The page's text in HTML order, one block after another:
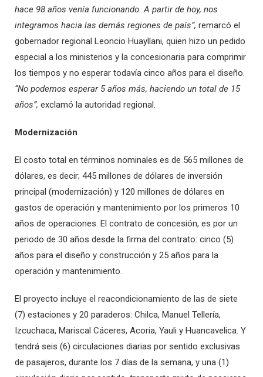
hace 98 años venía funcionando. A partir de hoy, nos
integramos hacia las demás regiones de país”, remarcó el
gobernador regional Leoncio Huayllani, quien hizo un pedido
especial a los ministerios y la concesionaria para comprimir
los tiempos y no esperar todavía cinco años para el diseño.
“No podemos esperar 5 años más, haciendo un total de 15
años”, exclamó la autoridad regional.
Modernización
El costo total en términos nominales es de 565 millones de
dólares, es decir; 445 millones de dólares de inversión
principal (modernización) y 120 millones de dólares en
gastos de operación y mantenimiento por los primeros 10
años de operaciones. El contrato de concesión, es por un
periodo de 30 años desde la firma del contrato: cinco (5)
años para el diseño y construcción y 25 años para la
operación y mantenimiento.
El proyecto incluye el reacondicionamiento de las de siete
(7) estaciones y 20 paraderos: Chilca, Manuel Tellería,
Izcuchaca, Mariscal Cáceres, Acoria, Yauli y Huancavelica. Y
tendrá seis (6) circulaciones diarias por sentido exclusivas
de pasajeros, durante los 7 días de la semana, y una (1)